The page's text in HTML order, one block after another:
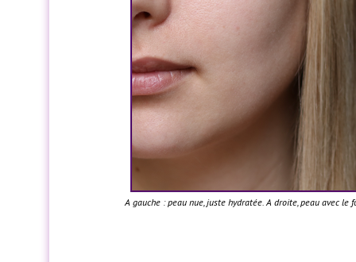
A gauche : peau nue, juste hydratée. A droite, peau avec